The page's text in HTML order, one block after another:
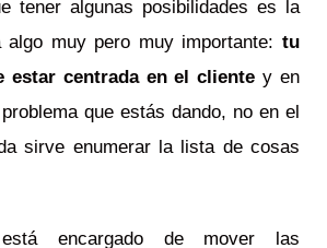
tener algunas posibilidades es la
algo muy pero muy importante: tu
estar centrada en el cliente y en
que estás dando, no en el
sirve enumerar la lista de cosas
encargado de mover las